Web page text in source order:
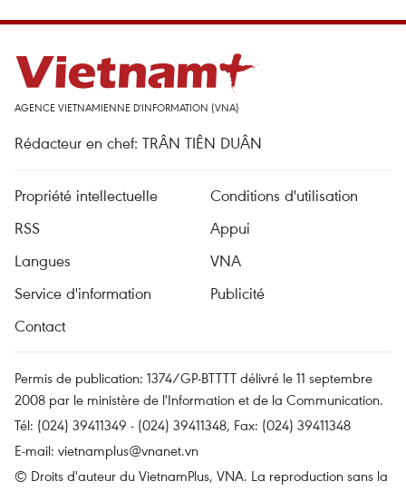
AGENCE VIETNAMIENNE D'INFORMATION (VNA)
Rédacteur en chef: TRÂN TIÊN DUÂN
Propriété intellectuelle
Conditions d'utilisation
RSS
Appui
Langues
VNA
Service d'information
Publicité
Contact
Permis de publication: 1374/GP-BTTTT délivré le 11 septembre
2008 par le ministère de l'Information et de la Communication.
Tél: (024) 39411349 - (024) 39411348, Fax: (024) 39411348
E-mail: vietnamplus@vnanet.vn
© Droits d'auteur du VietnamPlus, VNA. La reproduction sans la